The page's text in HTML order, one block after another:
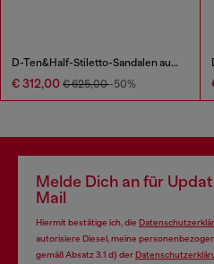
D-Ten&Half-Stiletto-Sandalen aus Lackleder
€ 312,00 € 625,00-50%
Melde Dich an für
Mail
Hiermit bestätige ich, die
autorisiere Diesel, meine
gemäß Absatz 3.1 d) der